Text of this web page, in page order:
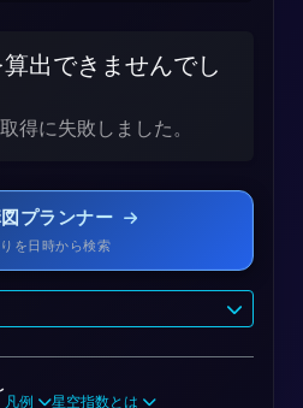
出できませんでし
得に失敗しました。
プランナー
を日時から検索
凡例 星空指数とは